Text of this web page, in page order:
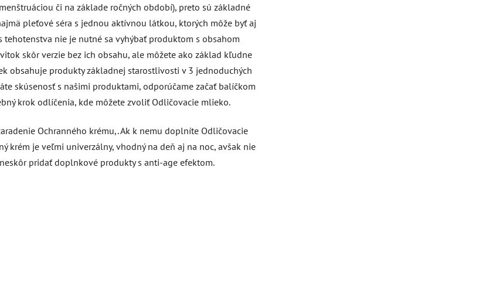
či na základe ročných období), preto sú základné
pleťové séra s jednou aktívnou látkou, ktorých môže byť aj
nie je nutné sa vyhýbať produktom s obsahom
skôr verzie bez ich obsahu, ale môžete ako základ kľudne
obsahuje produkty základnej starostlivosti v 3 jednoduchých
skúsenosť s našimi produktami, odporúčame začať balíčkom
krok odlíčenia, kde môžete zvoliť Odličovacie mlieko.
Ochranného krému,. Ak k nemu doplníte Odličovacie
krém je veľmi univerzálny, vhodný na deň aj na noc, avšak nie
pridať doplnkové produkty s anti-age efektom.